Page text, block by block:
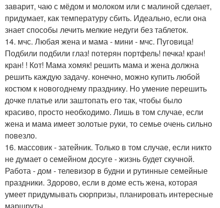
заварит, чаю с мёдом и молоком или с малиной сделает,
придумает, как температуру сбить. Идеально, если она
знает способы лечить мелкие недуги без таблеток.
14. мчс. Любая жена и мама - мини - мчс. Пуговица!
Подбили подбили глаз! потерян портфель! печка! кран!
кран! ! Кот! Мама хомяк! решить мама и жена должна
решить каждую задачу. конечно, можно купить любой
костюм к новогоднему празднику. Но умение перешить
дочке платье или заштопать его так, чтобы было
красиво, просто необходимо. Лишь в том случае, если
жена и мама имеет золотые руки, то семье очень сильно
повезло.
16. массовик - затейник. Только в том случае, если никто
не думает о семейном досуге - жизнь будет скучной.
Работа - дом - телевизор в будни и рутинные семейные
праздники. Здорово, если в доме есть жена, которая
умеет придумывать сюрпризы, планировать интересные